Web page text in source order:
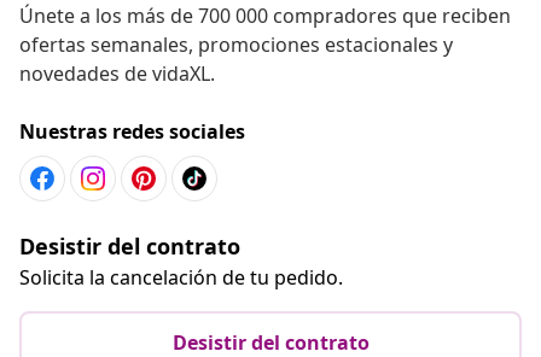
Únete a los más de 700 000 compradores que reciben
ofertas semanales, promociones estacionales y
novedades de vidaXL.
Nuestras redes sociales
Desistir del contrato
Solicita la cancelación de tu pedido.
Desistir del contrato